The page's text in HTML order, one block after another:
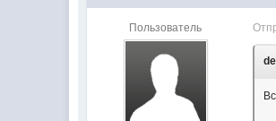
Пользователь